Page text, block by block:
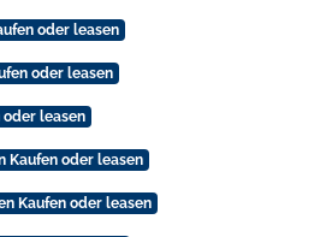
oder leasen
oder leasen
oder leasen
Kaufen oder leasen
Kaufen oder leasen